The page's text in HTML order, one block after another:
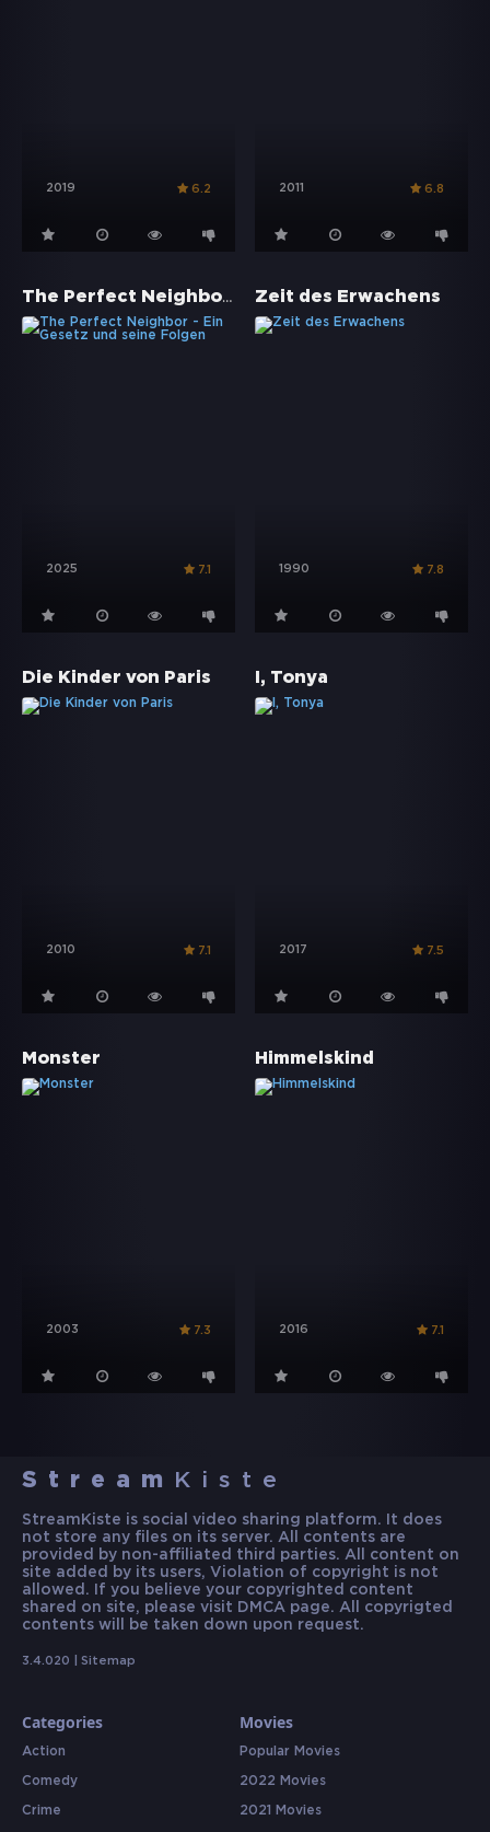
2019 6.2 2011 6.8
The Perfect Neighbor - Ein Gesetz und seine Folgen
2025 7.1
Zeit des Erwachens
1990 7.8
Die Kinder von Paris
2010 7.1
I, Tonya
2017 7.5
Monster
2003 7.3
Himmelskind
2016 7.1
Stream Kiste
StreamKiste is social video sharing platform. It does
not store any files on its server. All contents are
provided by non-affiliated third parties. All content on
site added by its users, Violation of copyright is not
allowed. If you believe your copyrighted content
shared on site, please visit DMCA page. All copyrigted
contents will be taken down upon request.
3.4.020 | Sitemap
Categories
Action
Comedy
Crime
Movies
Popular Movies
2022 Movies
2021 Movies